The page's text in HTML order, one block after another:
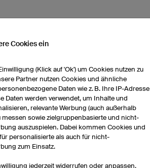
Lauftrikots Damen
Cookies ein
(Klick auf 'Ok') um Cookies nutzen zu
Partner nutzen Cookies und ähnliche
Daten wie z. B. Ihre IP-Adresse
Daten werden verwendet, um Inhalte und
relevante Werbung (auch außerhalb
messen sowie zielgruppenbasierte und nicht-
auszuspielen. Dabei kommen Cookies und
personalisierte als auch für nicht-
zum Einsatz.
jederzeit widerrufen oder anpassen.